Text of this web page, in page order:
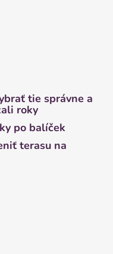
tie správne a
roky
po balíček
terasu na